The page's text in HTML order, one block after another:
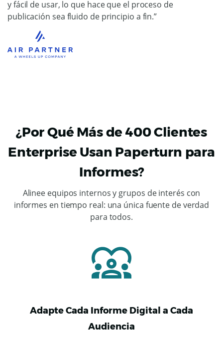
y fácil de usar, lo que hace que el proceso de
publicación sea fluido de principio a fin.”
¿Por Qué Más de 400 Clientes
Enterprise Usan Paperturn para
Informes?
Alinee equipos internos y grupos de interés con
informes en tiempo real: una única fuente de verdad
para todos.
Adapte Cada Informe Digital a Cada
Audiencia